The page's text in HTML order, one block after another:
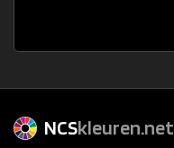
NCSkleuren.net